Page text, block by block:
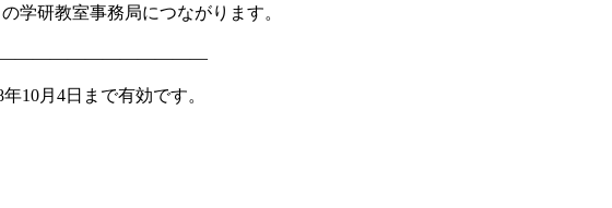
学研教室事務局につながります。
10月4日まで有効です。